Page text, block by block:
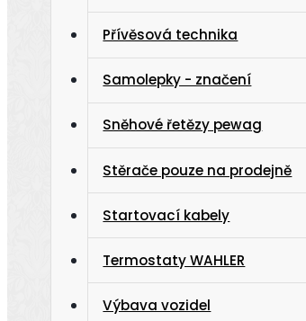
Přívěsová technika
Samolepky - značení
Sněhové řetězy pewag
Stěrače pouze na prodejně
Startovací kabely
Termostaty WAHLER
Výbava vozidel